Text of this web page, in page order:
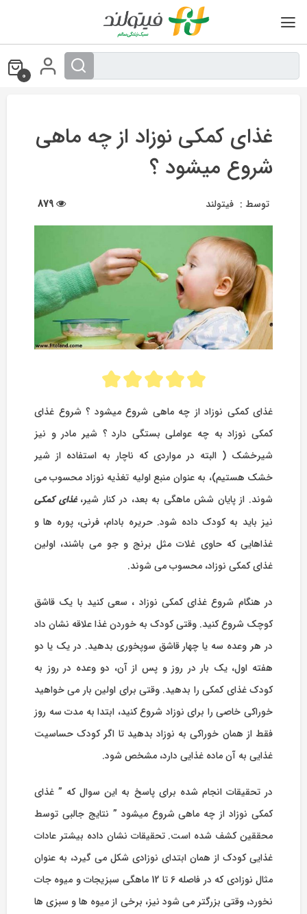
0
غذای کمکی نوزاد از چه ماهی
شروع میشود ؟
توسط : فیتولند 879
غذای کمکی نوزاد از چه ماهی شروع میشود ؟ شروع غذای
کمکی نوزاد به چه عواملی بستگی دارد ؟ شیر مادر و نیز
شیرخشک ( البته در مواردی که ناچار به استفاده از شیر
خشک هستیم)، به عنوان منبع اولیه تغذیه نوزاد محسوب می
شوند. از پایان شش ماهگی به بعد، در کنار شیر،غذای کمکی
نیز باید به کودک داده شود. حریره بادام، فرنی، پوره ها و
غذاهایی که حاوی غلات مثل برنج و جو می باشند، اولین
غذای کمکی نوزاد، محسوب می شوند.
در هنگام شروع غذای کمکی نوزاد ، سعی کنید با یک قاشق
کوچک شروع کنید. وقتی کودک به خوردن غذا علاقه نشان داد
در هر وعده سه یا چهار قاشق سوپخوری بدهید. در یک یا دو
هفته اول، یک بار در روز و پس از آن، دو وعده در روز به
کودک غذای کمکی را بدهید. وقتی برای اولین بار می خواهید
خوراکی خاصی را برای نوزاد شروع کنید، ابتدا به مدت سه روز
فقط از همان خوراکی به نوزاد بدهید تا اگر کودک حساسیت
غذایی به آن ماده غذایی دارد، مشخص شود.
در تحقیقات انجام شده برای پاسخ به این سوال که ” غذای
کمکی نوزاد از چه ماهی شروع میشود ” نتایج جالبی توسط
محققین کشف شده است. تحقیقات نشان داده بیشتر عادات
غذایی کودک از همان ابتدای نوزادی شکل می گیرد، به عنوان
مثال نوزادی که در فاصله 6 تا 12 ماهگی سبزیجات و میوه جات
نخورد، وقتی بزرگتر می شود نیز، برخی از میوه ها و سبزی ها